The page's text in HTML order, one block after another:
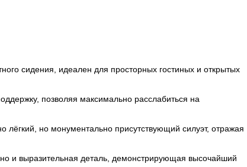
сидения, идеален для просторных гостиных и открытых
позволяя максимально расслабиться на
но монументально присутствующий силуэт, отражая
и выразительная деталь, демонстрирующая высочайший